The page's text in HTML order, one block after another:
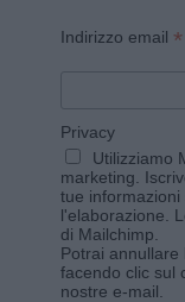
Indirizzo email *
Privacy
Utilizziamo
marketing.
tue
l'elaborazione.
di Mailchimp
Potrai annullare
facendo clic sul
nostre e-mail.